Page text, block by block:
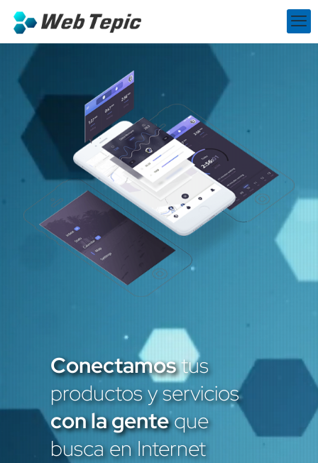
Conectamostus
productos y servicios
con la genteque
busca en Internet